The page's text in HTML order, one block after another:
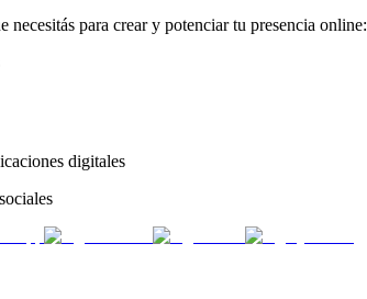
necesitás para crear y potenciar tu presencia online:
digitales